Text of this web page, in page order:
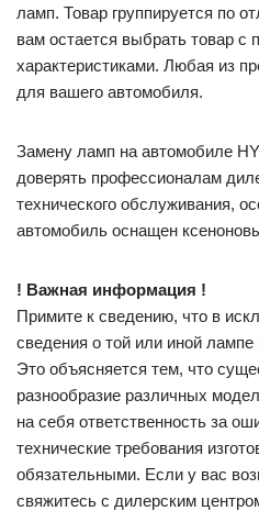
ламп. Товар группируется по
вам остается выбрать товар с
характеристиками. Любая из
для вашего автомобиля.
Замену ламп на автомобиле
доверять профессионалам
технического обслуживания,
автомобиль оснащен
! Важная информация !
Примите к сведению, что в
сведения о той или иной лампе
Это объясняется тем, что
разнообразие различных
на себя ответственность за
технические требования
обязательными. Если у вас
свяжитесь с дилерским